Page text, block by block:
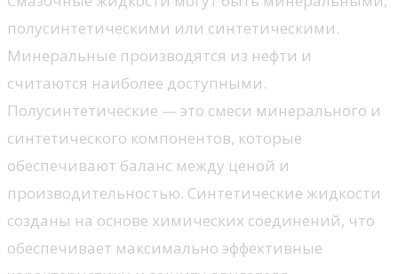
полусинтетическими или синтетическими.
Минеральные производятся из нефти и
считаются наиболее доступными.
Полусинтетические — это смеси минерального и
синтетического компонентов, которые
обеспечивают баланс между ценой и
производительностью. Синтетические жидкости
созданы на основе химических соединений, что
обеспечивает максимально эффективные